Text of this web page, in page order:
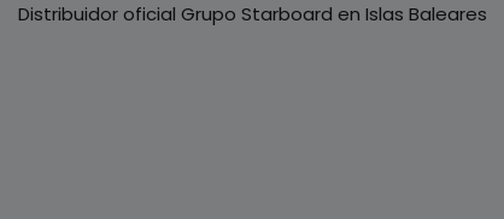
Distribuidor oficial Grupo Starboard en Islas Baleares